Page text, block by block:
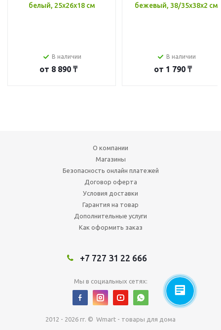
белый, 25x26x18 см
В наличии
от 8 890 ₸
бежевый, 38/35x38x2 см
В наличии
от 1 790 ₸
О компании
Магазины
Безопасность онлайн платежей
Договор оферта
Условия доставки
Гарантия на товар
Дополнительные услуги
Как оформить заказ
+7 727 31 22 666
Мы в социальных сетях:
2012 - 2026 гг. © Wmart - товары для дома